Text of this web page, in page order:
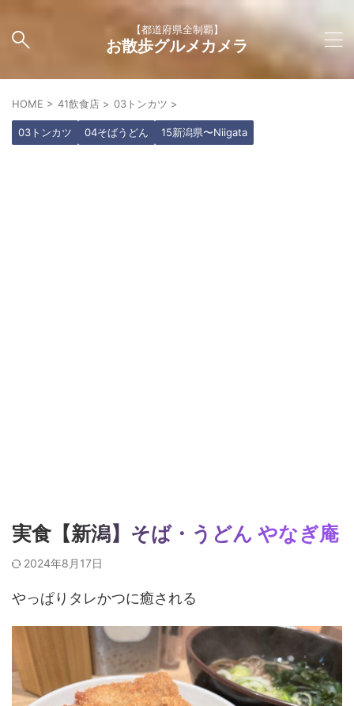
【都道府県全制覇】
お散歩グルメカメラ
HOME > 41飲食店 > 03トンカツ >
03トンカツ 04そばうどん 15新潟県〜Niigata
実食【新潟】そば・うどん やなぎ庵
2024年8月17日
やっぱりタレかつに癒される